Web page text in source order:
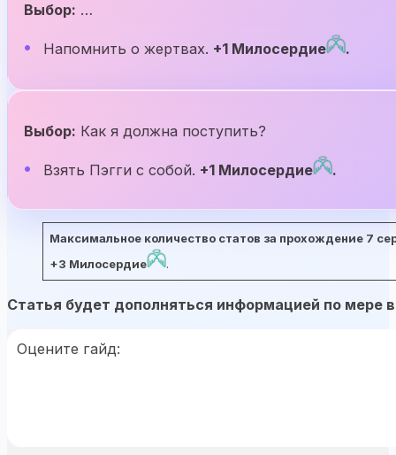
Выбор: …
Напомнить о жертвах. +1 Милосердие .
Выбор: Как я должна поступить?
Взять Пэгги с собой. +1 Милосердие .
Максимальное количество статов за прохождение 7
+3 Милосердие
.
Статья будет дополняться информацией по мере
Оцените гайд: